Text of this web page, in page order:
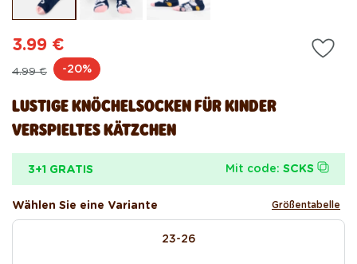
öffnen
LUSTIGE KNÖCHELSOCKEN FÜR KINDER
VERSPIELTES KÄTZCHEN
Normaler
4.99 €
Verkaufspreis
3.99 €
-20%
3+1 GRATIS Mit code: SCKS
Wählen Sie eine Variante
Größentabelle
23-26